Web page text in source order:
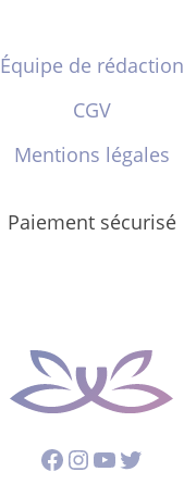
Équipe de rédaction
CGV
Mentions légales
Paiement sécurisé
Facebook
Instagram
YouTube
Twitter